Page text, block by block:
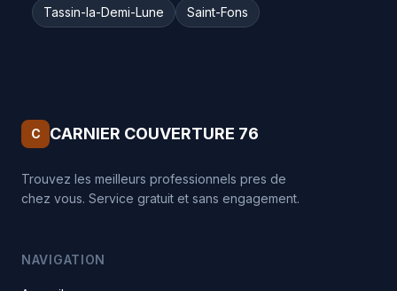
Tassin-la-Demi-Lune
Saint-Fons
C CARNIER COUVERTURE 76
Trouvez les meilleurs professionnels pres de
chez vous. Service gratuit et sans engagement.
NAVIGATION